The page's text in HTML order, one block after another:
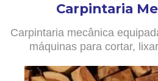
Carpintaria
Carpintaria mecânica
máquinas para cortar,